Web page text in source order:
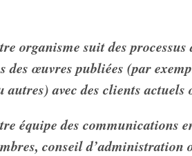
organisme suit des
des œuvres publiées (par
autres) avec des clients actuels
équipe des communications
conseil d’administration